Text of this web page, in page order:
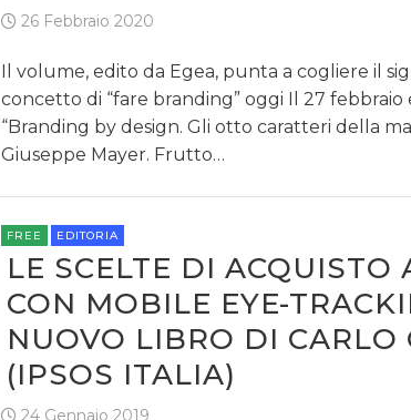
26 Febbraio 2020
Il volume, edito da Egea, punta a cogliere il
concetto di “fare branding” oggi Il 27 febbraio
“Branding by design. Gli otto caratteri della
Giuseppe Mayer. Frutto…
FREE EDITORIA
LE SCELTE DI ACQUISTO
CON MOBILE EYE-
NUOVO LIBRO DI CARLO
(IPSOS ITALIA)
24 Gennaio 2019